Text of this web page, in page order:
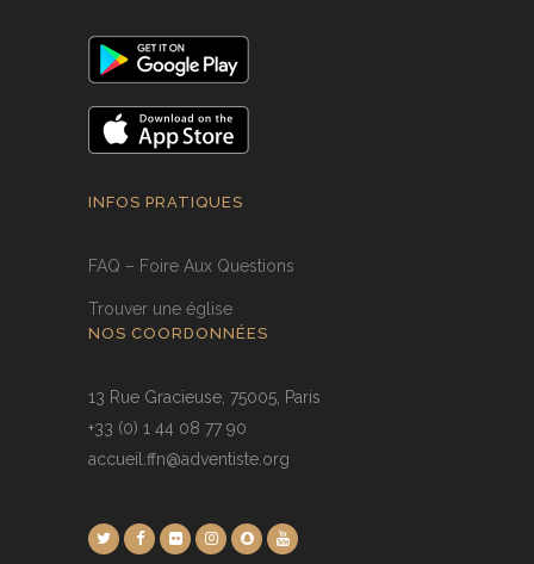
INFOS PRATIQUES
FAQ – Foire Aux Questions
Trouver une église
NOS COORDONNÉES
13 Rue Gracieuse, 75005, Paris
+33 (0) 1 44 08 77 90
accueil.ffn@adventiste.org